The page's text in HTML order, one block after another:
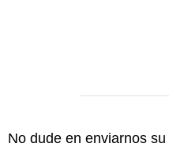
No dude en enviarnos